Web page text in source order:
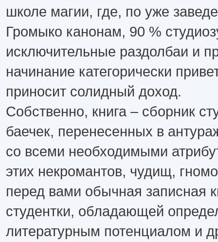
школе магии, где, по уже
Громыко канонам, 90 %
исключительные раздолбаи и
начинание категорически
приносит солидный доход.
Собственно, книга – сборник
баечек, перенесенных в
со всеми необходимыми
этих некромантов, чудищ,
перед вами обычная записная
студентки, обладающей
литературным потенциалом и